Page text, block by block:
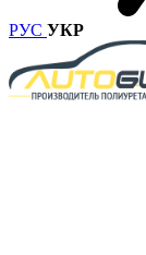
РУС УКР